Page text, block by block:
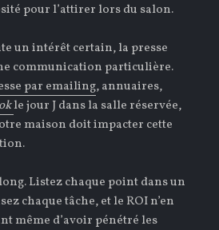
pour l’attirer lors du salon.
un intérêt certain, la presse
communication particulière.
par emailing, annuaires,
le jour J dans la salle réservée,
maison doit impacter cette
Listez chaque point dans un
chaque tâche, et le ROI n’en
même d’avoir pénétré les